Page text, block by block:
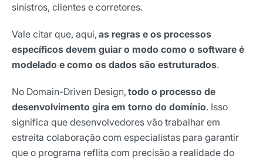
sinistros, clientes e corretores.
Vale citar que, aqui, as regras e os processos
específicos devem guiar o modo como o software é
modelado e como os dados são estruturados.
No Domain-Driven Design, todo o processo de
desenvolvimento gira em torno do domínio. Isso
significa que desenvolvedores vão trabalhar em
estreita colaboração com especialistas para garantir
que o programa reflita com precisão a realidade do